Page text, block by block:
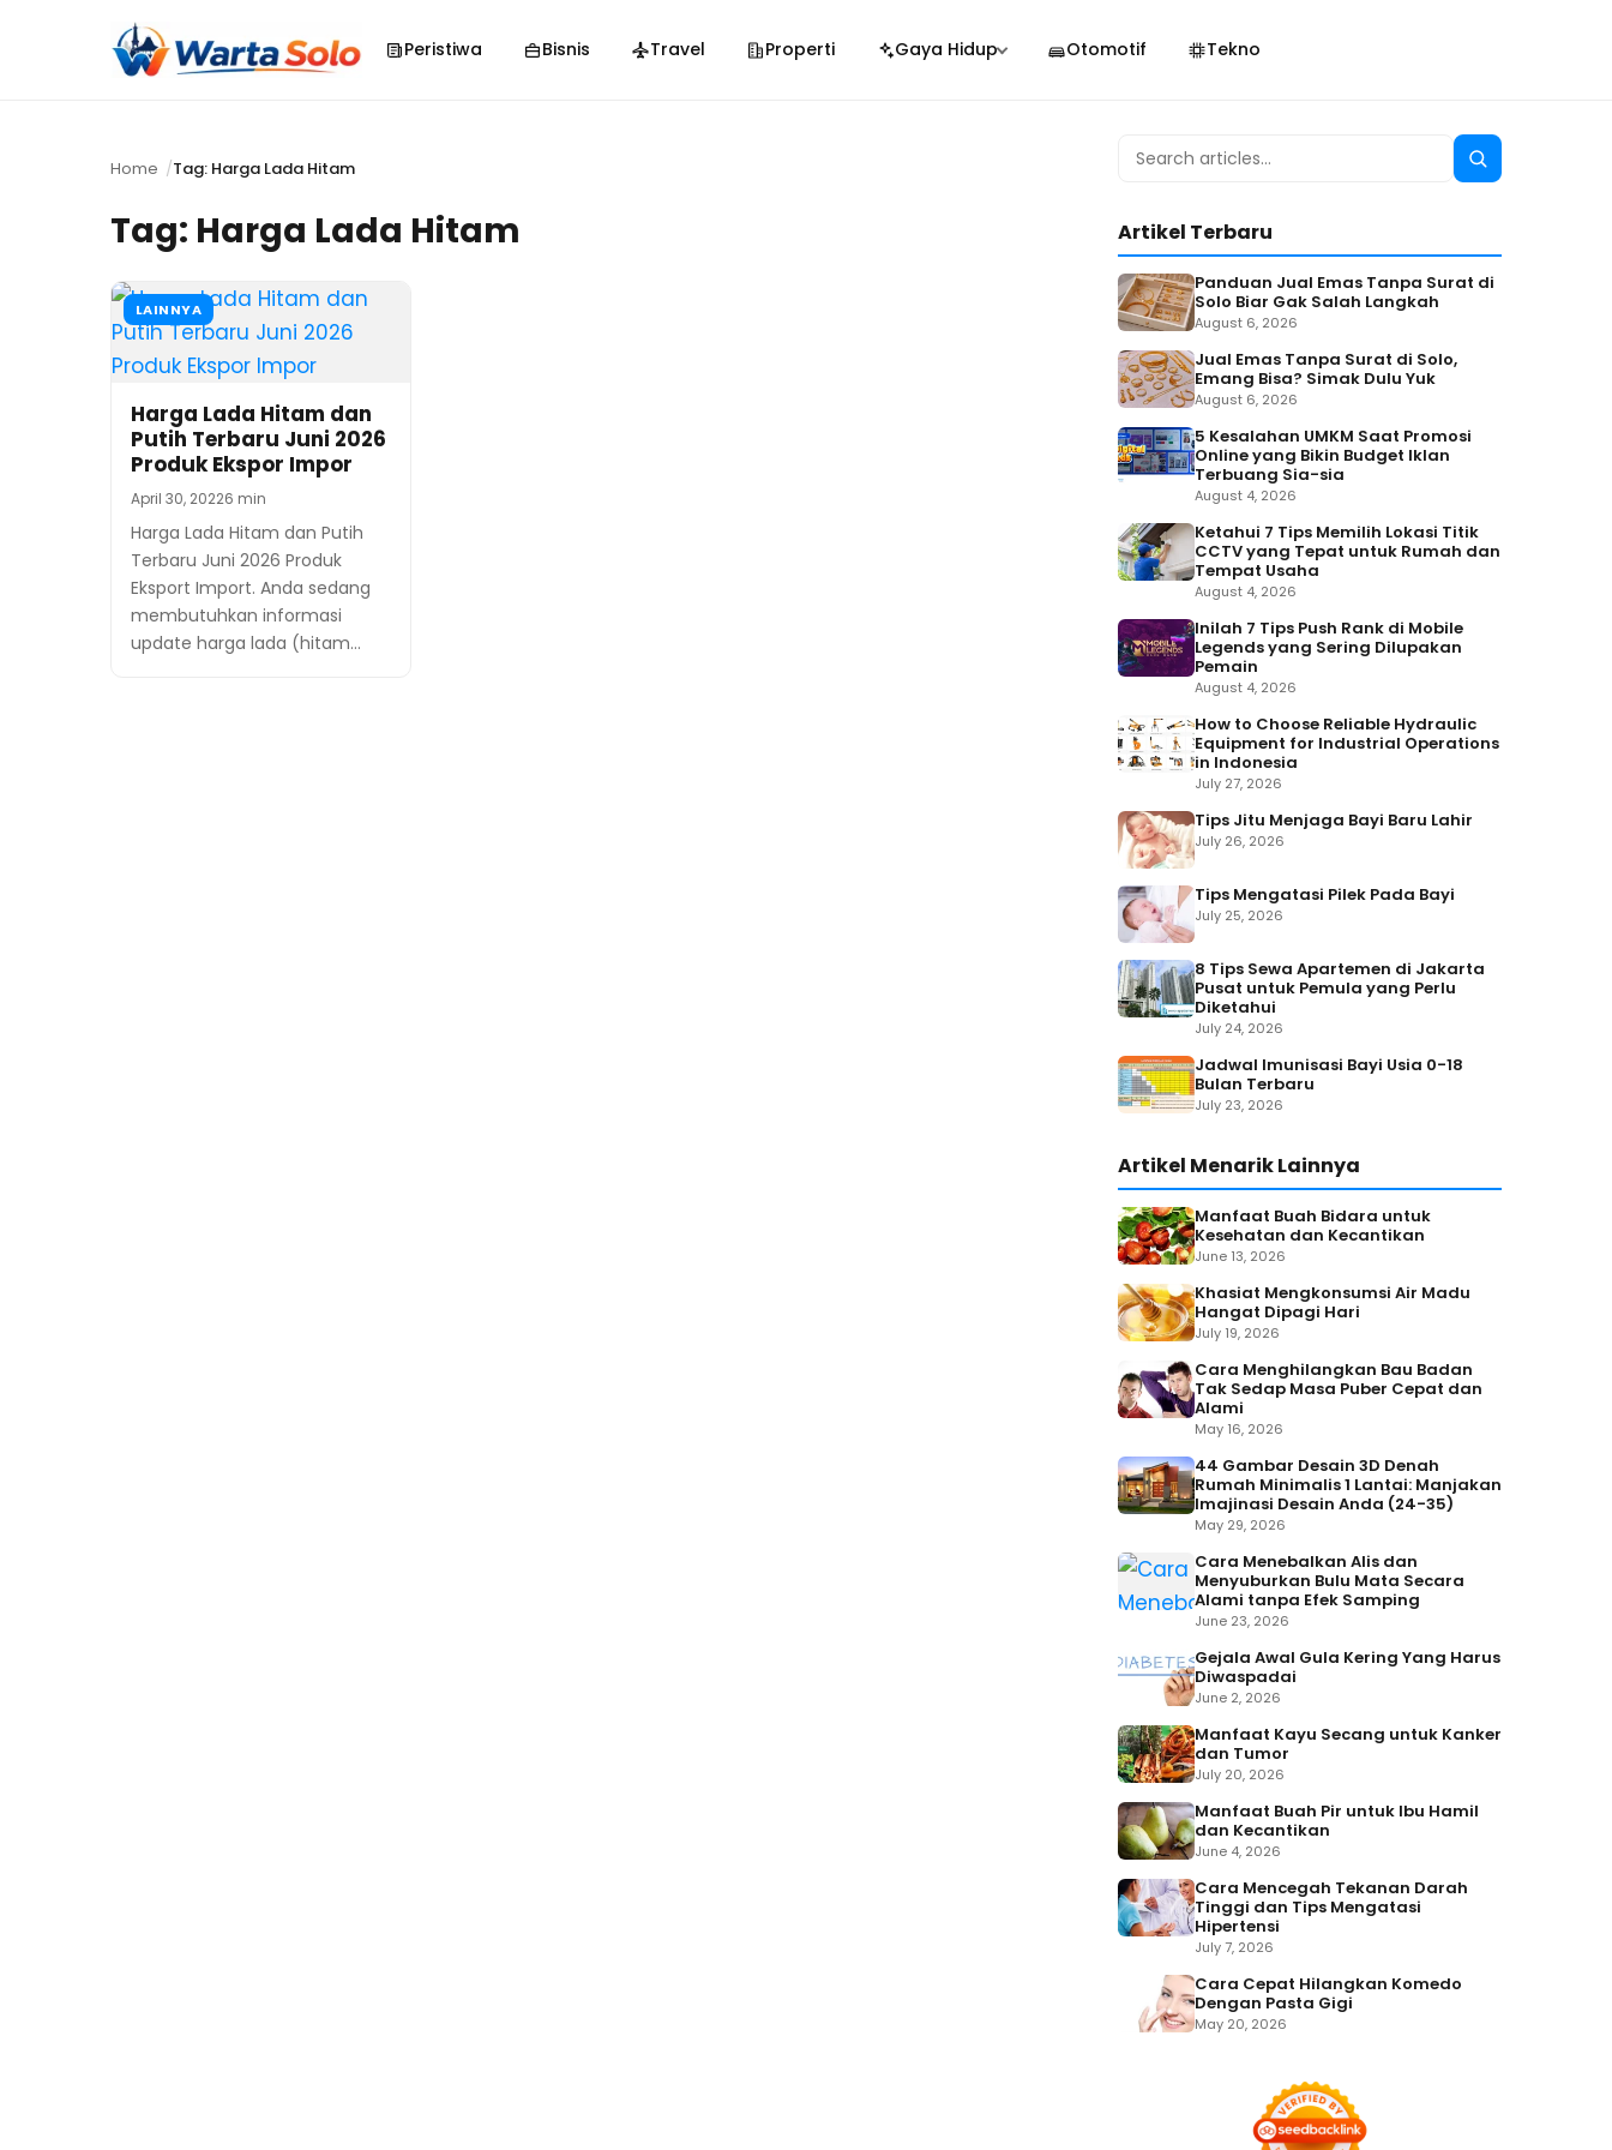
Peristiwa Bisnis Travel Properti Gaya Hidup Otomotif Tekno
Home Tag: Harga Lada Hitam
Tag: Harga Lada Hitam
LAINNYA
Harga Lada Hitam dan
Putih Terbaru Juni 2026
Produk Ekspor Impor
April 30, 20226 min
Harga Lada Hitam dan Putih
Terbaru Juni 2026 Produk
Eksport Import. Anda sedang
membutuhkan informasi
update harga lada (hitam…
Search
Search
Artikel Terbaru
Panduan Jual Emas Tanpa Surat di
Solo Biar Gak Salah Langkah
August 6, 2026
Jual Emas Tanpa Surat di Solo,
Emang Bisa? Simak Dulu Yuk
August 6, 2026
5 Kesalahan UMKM Saat Promosi
Online yang Bikin Budget Iklan
Terbuang Sia-sia
August 4, 2026
Ketahui 7 Tips Memilih Lokasi Titik
CCTV yang Tepat untuk Rumah dan
Tempat Usaha
August 4, 2026
Inilah 7 Tips Push Rank di Mobile
Legends yang Sering Dilupakan
Pemain
August 4, 2026
How to Choose Reliable Hydraulic
Equipment for Industrial Operations
in Indonesia
July 27, 2026
Tips Jitu Menjaga Bayi Baru Lahir
July 26, 2026
Tips Mengatasi Pilek Pada Bayi
July 25, 2026
8 Tips Sewa Apartemen di Jakarta
Pusat untuk Pemula yang Perlu
Diketahui
July 24, 2026
Jadwal Imunisasi Bayi Usia 0-18
Bulan Terbaru
July 23, 2026
Artikel Menarik Lainnya
Manfaat Buah Bidara untuk
Kesehatan dan Kecantikan
June 13, 2026
Khasiat Mengkonsumsi Air Madu
Hangat Dipagi Hari
July 19, 2026
Cara Menghilangkan Bau Badan
Tak Sedap Masa Puber Cepat dan
Alami
May 16, 2026
44 Gambar Desain 3D Denah
Rumah Minimalis 1 Lantai: Manjakan
Imajinasi Desain Anda (24-35)
May 29, 2026
Cara Menebalkan Alis dan
Menyuburkan Bulu Mata Secara
Alami tanpa Efek Samping
June 23, 2026
Gejala Awal Gula Kering Yang Harus
Diwaspadai
June 2, 2026
Manfaat Kayu Secang untuk Kanker
dan Tumor
July 20, 2026
Manfaat Buah Pir untuk Ibu Hamil
dan Kecantikan
June 4, 2026
Cara Mencegah Tekanan Darah
Tinggi dan Tips Mengatasi
Hipertensi
July 7, 2026
Cara Cepat Hilangkan Komedo
Dengan Pasta Gigi
May 20, 2026